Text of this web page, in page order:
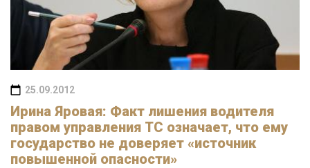
25.09.2012
Ирина Яровая: Факт лишения водителя
правом управления ТС означает, что ему
государство не доверяет «источник
повышенной опасности»